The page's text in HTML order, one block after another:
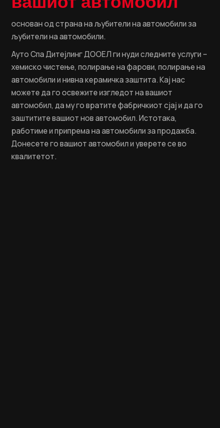
основан од страна на љубители на автомобили за
љубители на автомобили.
Ауто Спа Дитејлинг ДООЕЛ ги нуди следните услуги –
хемиско чистење, полирање на фарови, полирање на
автомобили и нивна керамичка заштита. Кај нас
можете да го освежите изгледот на вашиот
автомобил, да му го вратите фабричкиот сјај и да го
заштитите вашиот нов автомобил. Истотака,
работиме и припрема на автомобили за продажба.
Донесете го вашиот автомобил и уверете се во
квалитетот.